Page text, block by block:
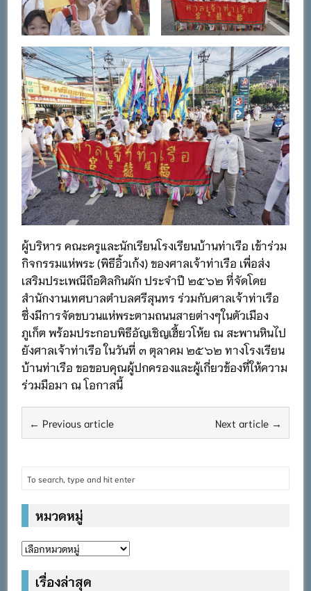
ผู้บริหาร คณะครูและนักเรียนโรงเรียนบ้านท่าเรือ เข้าร่วม
กิจกรรมแห่พระ (พิธีอิ้วเก้ง) ของศาลเจ้าท่าเรือ เพื่อส่ง
เสริมประเพณีถือศิลกินผัก ประจำปี ๒๕๖๒ ที่จัดโดย
สำนักงานเทศบาลตำบลศรีสุนทร ร่วมกับศาลเจ้าท่าเรือ
ซึ่งมีการจัดขบวนแห่พระตามถนนสายต่างๆในตัวเมือง
ภูเก็ต พร้อมประกอบพิธีอัญเชิญเฮี้ยวโห้ย ณ สะพานหินไป
ยังศาลเจ้าท่าเรือ ในวันที่ ๓ ตุลาคม ๒๕๖๒ ทางโรงเรียน
บ้านท่าเรือ ขอขอบคุณผู้ปกครองและผู้เกี่ยวข้องที่ให้ความ
ร่วมมือมา ณ โอกาสนี้
← Previous article Next article →
หมวดหมู่
หมวด
เรื่องล่าสุด